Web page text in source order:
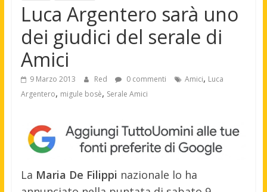
Luca Argentero sarà uno
dei giudici del serale di
Amici
9 Marzo 2013 Red 0 commenti Amici, Luca
Argentero, migule bosè, Serale Amici
La Maria De Filippi nazionale lo ha